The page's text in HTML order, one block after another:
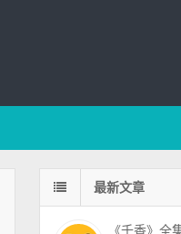
最新文章
《千香》全